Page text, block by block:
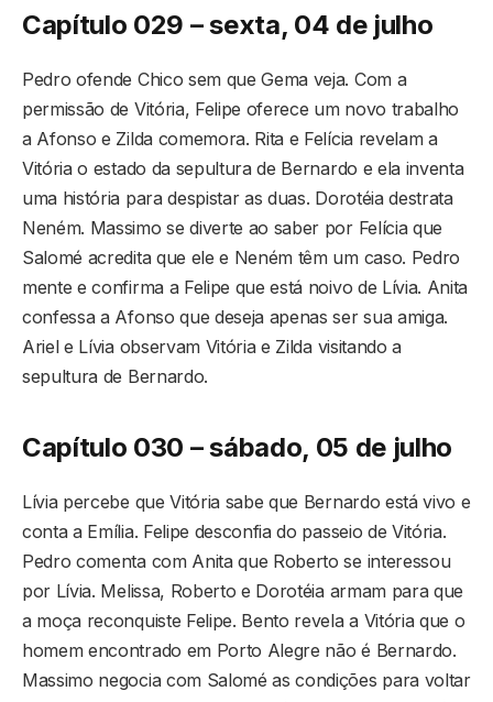
Capítulo 029 – sexta, 04 de julho
Pedro ofende Chico sem que Gema veja. Com a
permissão de Vitória, Felipe oferece um novo trabalho
a Afonso e Zilda comemora. Rita e Felícia revelam a
Vitória o estado da sepultura de Bernardo e ela inventa
uma história para despistar as duas. Dorotéia destrata
Neném. Massimo se diverte ao saber por Felícia que
Salomé acredita que ele e Neném têm um caso. Pedro
mente e confirma a Felipe que está noivo de Lívia. Anita
confessa a Afonso que deseja apenas ser sua amiga.
Ariel e Lívia observam Vitória e Zilda visitando a
sepultura de Bernardo.
Capítulo 030 – sábado, 05 de julho
Lívia percebe que Vitória sabe que Bernardo está vivo e
conta a Emília. Felipe desconfia do passeio de Vitória.
Pedro comenta com Anita que Roberto se interessou
por Lívia. Melissa, Roberto e Dorotéia armam para que
a moça reconquiste Felipe. Bento revela a Vitória que o
homem encontrado em Porto Alegre não é Bernardo.
Massimo negocia com Salomé as condições para voltar